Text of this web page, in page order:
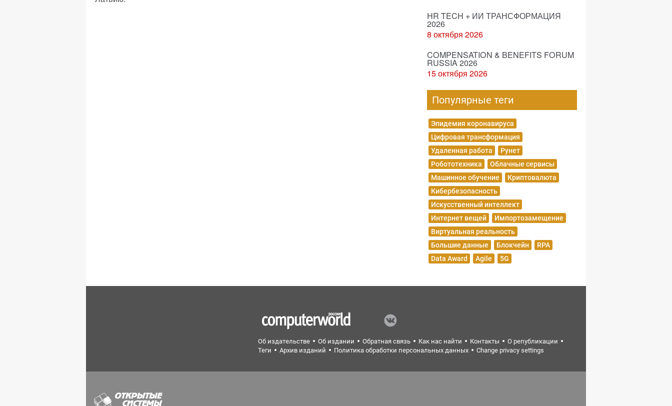
HR TECH + ИИ ТРАНСФОРМАЦИЯ
2026
8 октября 2026
COMPENSATION & BENEFITS FORUM
RUSSIA 2026
15 октября 2026
Популярные теги
Эпидемия коронавируса
Цифровая трансформация
Удаленная работа
Рунет
Робототехника
Облачные сервисы
Машинное обучение
Криптовалюта
Кибербезопасность
Искусственный интеллект
Интернет вещей
Импортозамещение
Виртуальная реальность
Большие данные
Блокчейн
RPA
Data Award
Agile 5G
Об издательстве Об издании Обратная связь Как нас найти Контакты
О републикации
Теги
Архив изданий Политика обработки персональных данных Change privacy settings